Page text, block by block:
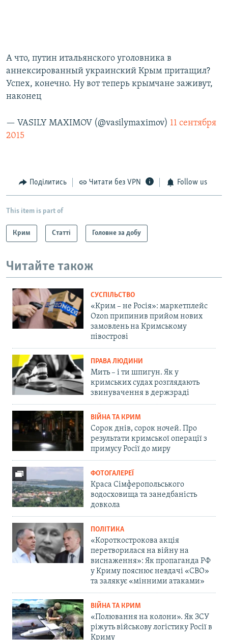
А что, путин итальянского уголовника в
аннексированный украинский Крым притащил?
Успех, конечно. Ну вот теперь крымчане заживут,
наконец
— VASILY MAXIMOV (@vasilymaximov) 11 сентября
2015
Поділитись Читати без VPN Follow us
This item is part of
Крим Статті Головне за добу
Читайте також
СУСПІЛЬСТВО
«Крим – не Росія»: маркетплейс
Ozon припинив прийом нових
замовлень на Кримському
півострові
ПРАВА ЛЮДИНИ
Мить – і ти шпигун. Як у
кримських судах розглядають
звинувачення в держзраді
ВІЙНА ТА КРИМ
Сорок днів, сорок ночей. Про
результати кримської операції з
примусу Росії до миру
ФОТОГАЛЕРЕЇ
Краса Сімферопольського
водосховища та занедбаність
довкола
ПОЛІТИКА
«Короткострокова акція
перетворилася на війну на
виснаження»: Як пропаганда РФ
у Криму пояснює невдачі «СВО»
та залякує «мінними атаками»
ВІЙНА ТА КРИМ
«Полювання на колони». Як ЗСУ
ріжуть військову логістику Росії в
Криму